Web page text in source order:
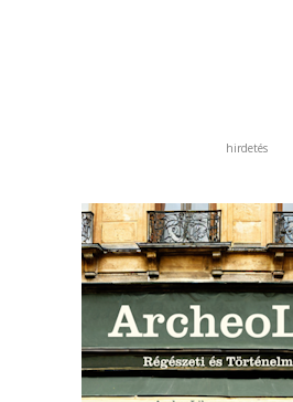
hirdetés